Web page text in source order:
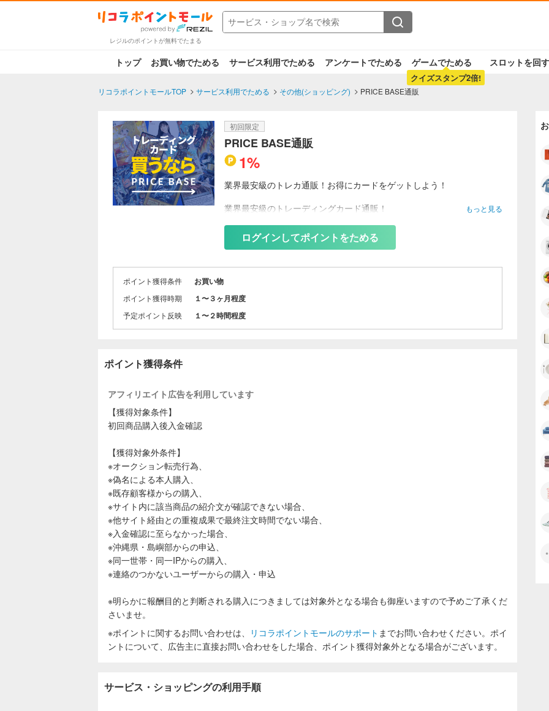
レジルのポイントが無料でたまる
トップ お買い物でためる サービス利用でためる アンケートでためる ゲームでためる
クイズスタンプ2倍!
スロットを回す
リコラポイントモールTOP サービス利用でためる その他(ショッピング) PRICE BASE通販
初回限定
PRICE BASE通販
1%
業界最安級のトレカ通販！お得にカードをゲットしよう！
業界最安級のトレーディングカード通販！
のトレカを取り扱っています。
新規会員登録で、1,000円以上で利用可能な1,000円オフクーポンをプレ
・安すぎて「本当は教えたくない」という声が続出！
・アド確定福袋！「中身が強すぎる」と大好評！
もっと見る
ログインしてポイントをためる
ポイント獲得条件 お買い物
ポイント獲得時期 １〜３ヶ月程度
予定ポイント反映 １〜２時間程度
ポイント獲得条件
アフィリエイト広告を利用しています
【獲得対象条件】
初回商品購入後入金確認
【獲得対象外条件】
※オークション転売行為、
※偽名による本人購入、
※既存顧客様からの購入、
※サイト内に該当商品の紹介文が確認できない場合、
※他サイト経由との重複成果で最終注文時間でない場合、
※入金確認に至らなかった場合、
※沖縄県・島嶼部からの申込、
※同一世帯・同一IPからの購入、
※連絡のつかないユーザーからの購入・申込
※明らかに報酬目的と判断される購入につきましては対象外となる場合も御座いますので予めご了承くだ
さいませ。
※ポイントに関するお問い合わせは、
リコラポイントモールのサポート までお問い合わせください。ポイ
ントについて、広告主に直接お問い合わせをした場合、ポイント獲得対象外となる場合がございます。
サービス・ショッピングの利用手順